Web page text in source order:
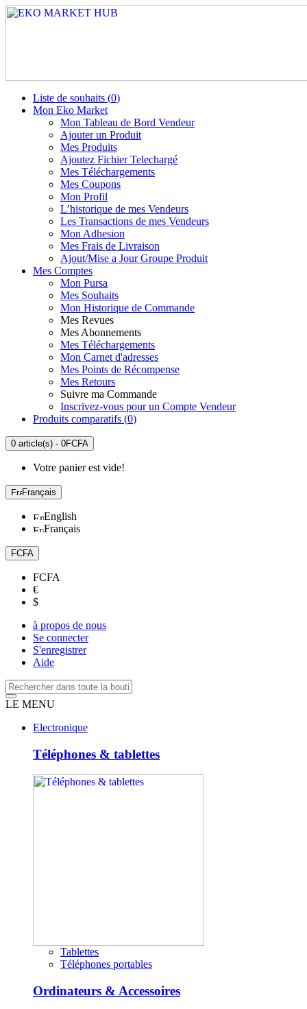
Liste de souhaits (0)
Mon Eko Market
Mon Tableau de Bord Vendeur
Ajouter un Produit
Mes Produits
Ajoutez Fichier Telechargé
Mes Téléchargements
Mes Coupons
Mon Profil
L’historique de mes Vendeurs
Les Transactions de mes Vendeurs
Mon Adhesion
Mes Frais de Livraison
Ajout/Mise a Jour Groupe Produit
Mes Comptes
Mon Pursa
Mes Souhaits
Mon Historique de Commande
Mes Revues
Mes Abonnements
Mes Téléchargements
Mon Carnet d'adresses
Mes Points de Récompense
Mes Retours
Suivre ma Commande
Inscrivez-vous pour un Compte Vendeur
Produits comparatifs (0)
0 article(s) - 0FCFA
Votre panier est vide!
Français
English
Français
FCFA
FCFA
€
$
à propos de nous
Se connecter
S'enregistrer
Aide
LE MENU
Electronique
Téléphones & tablettes
Tablettes
Téléphones portables
Ordinateurs & Accessoires